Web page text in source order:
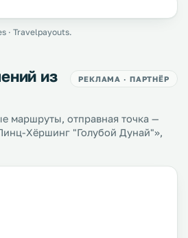
· Travelpayouts.
из
РЕКЛАМА · ПАРТНЁР
маршруты, отправная точка —
Хёршинг "Голубой Дунай"»,